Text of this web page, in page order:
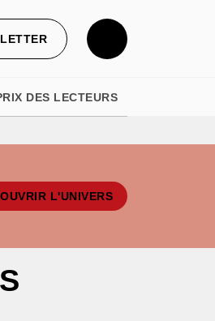
DES LECTEURS
L'UNIVERS